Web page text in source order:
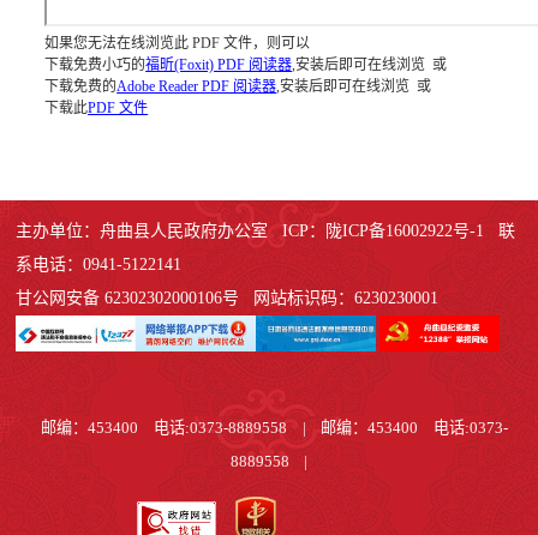
如果您无法在线浏览此 PDF 文件，则可以
下载免费小巧的福昕(Foxit) PDF 阅读器 ,安装后即可在线浏览 或
下载免费的Adobe Reader PDF 阅读器 ,安装后即可在线浏览 或
下载此PDF 文件
主办单位：舟曲县人民政府办公室 ICP：陇ICP备16002922号-1 联
系电话：0941-5122141
甘公网安备 62302302000106号 网站标识码：6230230001
邮编：453400 电话:0373-8889558 |
邮编：453400 电话:0373-
8889558
|